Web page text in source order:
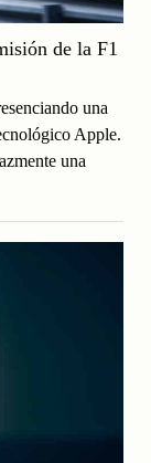
de la F1
una
Apple.
una